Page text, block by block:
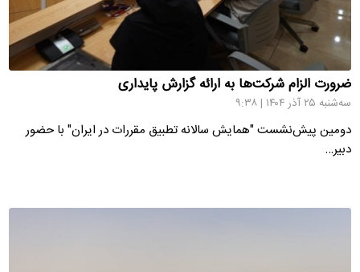
ضرورت الزام شرکت‌ها به ارائه گزارش پایداری
سه‌شنبه ۲۵ آذر ۱۴۰۴ | ۹:۳۸
دومین پیش‌نشست "همایش سالانه تطبیق مقررات در ایران" با حضور
دبیر…